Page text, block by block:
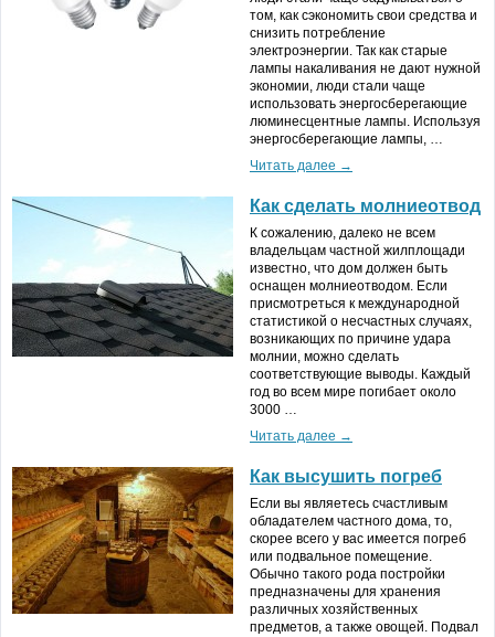
том, как сэкономить свои средства и
снизить потребление
электроэнергии. Так как старые
лампы накаливания не дают нужной
экономии, люди стали чаще
использовать энергосберегающие
люминесцентные лампы. Используя
энергосберегающие лампы, …
Читать далее →
Как сделать молниеотвод
К сожалению, далеко не всем
владельцам частной жилплощади
известно, что дом должен быть
оснащен молниеотводом. Если
присмотреться к международной
статистикой о несчастных случаях,
возникающих по причине удара
молнии, можно сделать
соответствующие выводы. Каждый
год во всем мире погибает около
3000 …
Читать далее →
Как высушить погреб
Если вы являетесь счастливым
обладателем частного дома, то,
скорее всего у вас имеется погреб
или подвальное помещение.
Обычно такого рода постройки
предназначены для хранения
различных хозяйственных
предметов, а также овощей. Подвал